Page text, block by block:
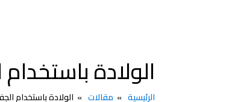
الولادة
الرئيسية مقالات الولادة باستخدام